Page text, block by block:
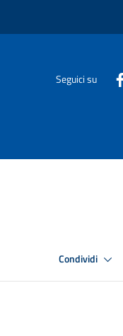
Seguici su
Condividi